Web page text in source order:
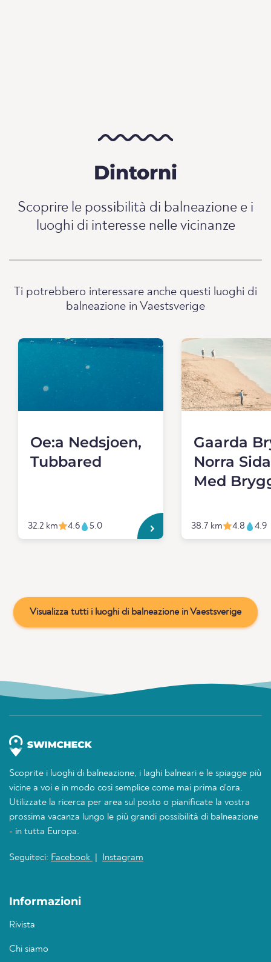
Dintorni
Scoprire le possibilità di balneazione e i
luoghi di interesse nelle vicinanze
Ti potrebbero interessare anche questi luoghi di
balneazione in Vaestsverige
Oe:a Nedsjoen,
Tubbared
32.2 km 4.6 5.0
Gaarda
Norra
Med
38.7 km 4.8 4.9
Visualizza tutti i luoghi di balneazione in Vaestsverige
Scoprite i luoghi di balneazione, i laghi balneari e le spiagge più
vicine a voi e in modo così semplice come mai prima d'ora.
Utilizzate la ricerca per area sul posto o pianificate la vostra
prossima vacanza lungo le più grandi possibilità di balneazione
- in tutta Europa.
Seguiteci: Facebook Instagram
Informazioni
Rivista
Chi siamo